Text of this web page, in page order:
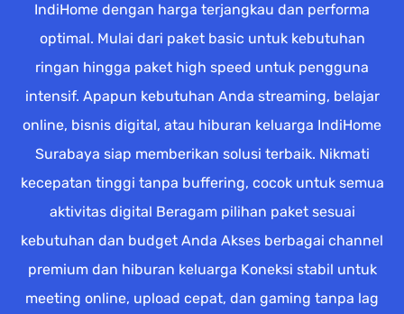
IndiHome dengan harga terjangkau dan performa
optimal. Mulai dari paket basic untuk kebutuhan
ringan hingga paket high speed untuk pengguna
intensif. Apapun kebutuhan Anda streaming, belajar
online, bisnis digital, atau hiburan keluarga IndiHome
Surabaya siap memberikan solusi terbaik. Nikmati
kecepatan tinggi tanpa buffering, cocok untuk semua
aktivitas digital Beragam pilihan paket sesuai
kebutuhan dan budget Anda Akses berbagai channel
premium dan hiburan keluarga Koneksi stabil untuk
meeting online, upload cepat, dan gaming tanpa lag